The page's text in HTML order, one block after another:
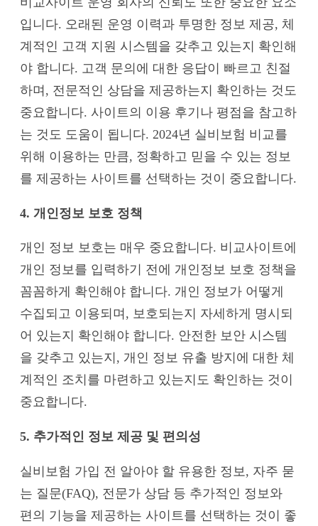
입니다. 오래된 운영 이력과 투명한 정보 제공, 체
계적인 고객 지원 시스템을 갖추고 있는지 확인해
야 합니다. 고객 문의에 대한 응답이 빠르고 친절
하며, 전문적인 상담을 제공하는지 확인하는 것도
중요합니다. 사이트의 이용 후기나 평점을 참고하
는 것도 도움이 됩니다. 2024년 실비보험 비교를
위해 이용하는 만큼, 정확하고 믿을 수 있는 정보
를 제공하는 사이트를 선택하는 것이 중요합니다.
4. 개인정보 보호 정책
개인 정보 보호는 매우 중요합니다. 비교사이트에
개인 정보를 입력하기 전에 개인정보 보호 정책을
꼼꼼하게 확인해야 합니다. 개인 정보가 어떻게
수집되고 이용되며, 보호되는지 자세하게 명시되
어 있는지 확인해야 합니다. 안전한 보안 시스템
을 갖추고 있는지, 개인 정보 유출 방지에 대한 체
계적인 조치를 마련하고 있는지도 확인하는 것이
중요합니다.
5. 추가적인 정보 제공 및 편의성
실비보험 가입 전 알아야 할 유용한 정보, 자주 묻
는 질문(FAQ), 전문가 상담 등 추가적인 정보와
편의 기능을 제공하는 사이트를 선택하는 것이 좋